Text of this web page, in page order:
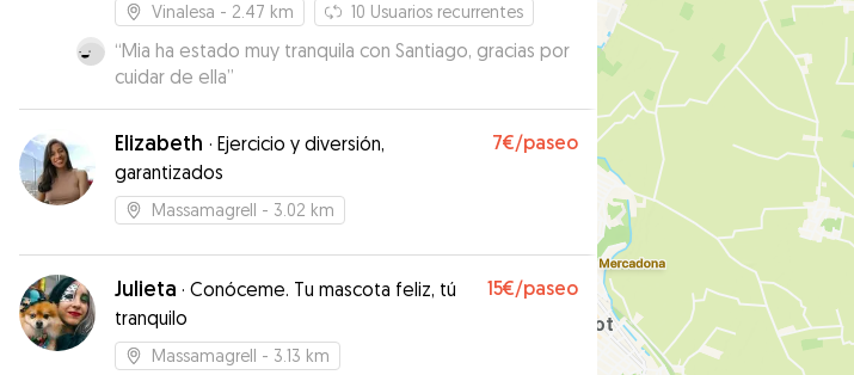
Vinalesa - 2.47 km 10 Usuarios recurrentes
“Mia ha estado muy tranquila con Santiago, gracias por
cuidar de ella”
Elizabeth · Ejercicio y diversión,
garantizados
7€/paseo
Massamagrell - 3.02 km
Julieta · Conóceme. Tu mascota feliz, tú
tranquilo
15€/paseo
Massamagrell - 3.13 km